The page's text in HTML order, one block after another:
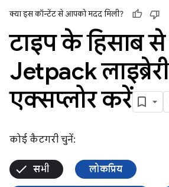
क्या इस कॉन्टेंट से आपको मदद मिली?
टाइप के हिसाब से
Jetpack लाइब्रेरी
एक्सप्लोर करें
कोई कैटगरी चुनें:
सभी लोकप्रिय